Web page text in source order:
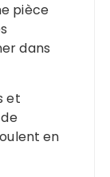
pièce
dans
et
en